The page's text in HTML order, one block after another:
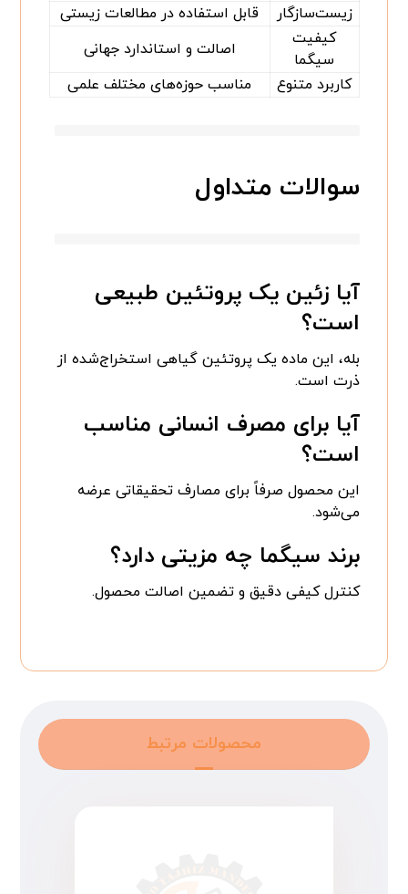
زیست‌سازگار
قابل استفاده در مطالعات زیستی
کیفیت
سیگما
اصالت و استاندارد جهانی
کاربرد متنوع
مناسب حوزه‌های مختلف علمی
سوالات متداول
آیا زئین یک پروتئین طبیعی
است؟
بله، این ماده یک پروتئین گیاهی استخراج‌شده از
ذرت است.
آیا برای مصرف انسانی مناسب
است؟
این محصول صرفاً برای مصارف تحقیقاتی عرضه
می‌شود.
برند سیگما چه مزیتی دارد؟
کنترل کیفی دقیق و تضمین اصالت محصول.
محصولات مرتبط